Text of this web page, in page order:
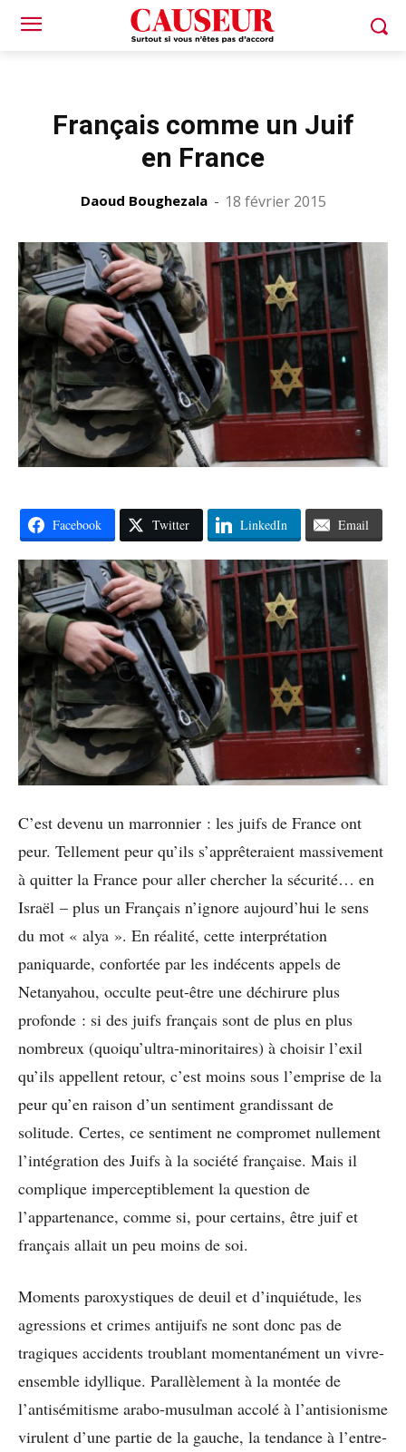
Français comme un Juif
en France
Daoud Boughezala - 18 février 2015
Facebook Twitter LinkedIn Email
C’est devenu un marronnier : les juifs de France ont
peur. Tellement peur qu’ils s’apprêteraient massivement
à quitter la France pour aller chercher la sécurité… en
Israël – plus un Français n’ignore aujourd’hui le sens
du mot « alya ». En réalité, cette interprétation
paniquarde, confortée par les indécents appels de
Netanyahou, occulte peut-être une déchirure plus
profonde : si des juifs français sont de plus en plus
nombreux (quoiqu’ultra-minoritaires) à choisir l’exil
qu’ils appellent retour, c’est moins sous l’emprise de la
peur qu’en raison d’un sentiment grandissant de
solitude. Certes, ce sentiment ne compromet nullement
l’intégration des Juifs à la société française. Mais il
complique imperceptiblement la question de
l’appartenance, comme si, pour certains, être juif et
français allait un peu moins de soi.
Moments paroxystiques de deuil et d’inquiétude, les
agressions et crimes antijuifs ne sont donc pas de
tragiques accidents troublant momentanément un vivre-
ensemble idyllique. Parallèlement à la montée de
l’antisémitisme arabo-musulman accolé à l’antisionisme
virulent d’une partie de la gauche, la tendance à l’entre-